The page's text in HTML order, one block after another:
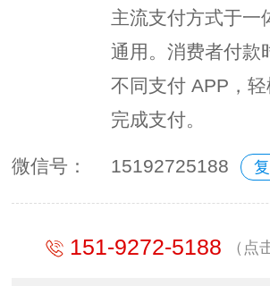
主流支付方式于一
通用。消费者付款
不同支付 APP，
完成支付。
微信号： 15192725188
151-9272-5188 （点